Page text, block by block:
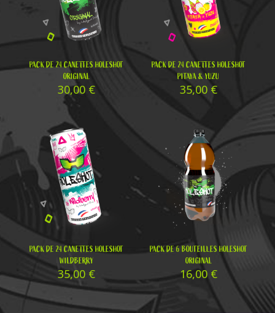
PACK DE 24 CANETTES HOLESHOT
ORIGINAL
30,00 €
PACK DE 24 CANETTES HOLESHOT
PITAYA & YUZU
35,00 €
PACK DE 24 CANETTES HOLESHOT
WILDBERRY
35,00 €
PACK DE 6 BOUTEILLES HOLESHOT
ORIGINAL
16,00 €